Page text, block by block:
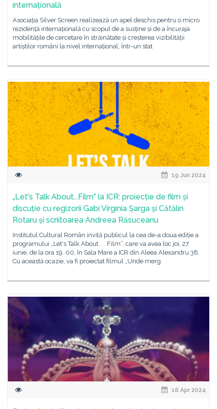
internațională
Asociația Silver Screen realizează un apel deschis pentru o micro
rezidență internațională cu scopul de a susține și de a încuraja
mobilitățile de cercetare în străinătate și creșterea vizibilității
artiștilor români la nivel internațional, într-un stat
19 Jun 2024
„Let's Talk About...Film” la ICR: proiecție de film și
discuție cu regizorii Gabi Virginia Șarga și Cătălin
Rotaru și scriitoarea Andreea Răsuceanu
Institutul Cultural Român invită publicul la cea de-a doua ediție a
programului „Let's Talk About. . . Film”, care va avea loc joi, 27
iunie, de la ora 19. 00, în Sala Mare a ICR din Aleea Alexandru 38.
Cu această ocazie, va fi proiectat filmul „Unde merg
16 Apr 2024